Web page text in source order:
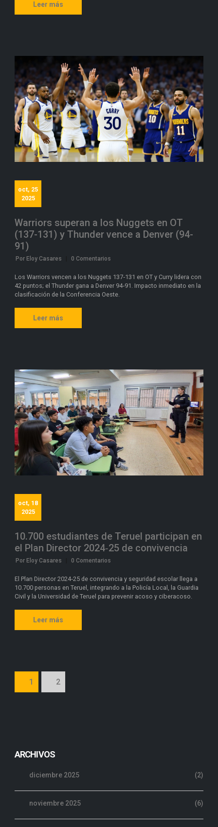
Leer más
oct, 25
2025
Warriors superan a los Nuggets en OT
(137-131) y Thunder vence a Denver (94-
91)
Por Eloy Casares 0 Comentarios
Los Warriors vencen a los Nuggets 137‑131 en OT y Curry lidera con
42 puntos; el Thunder gana a Denver 94‑91. Impacto inmediato en la
clasificación de la Conferencia Oeste.
Leer más
oct, 18
2025
10.700 estudiantes de Teruel participan en
el Plan Director 2024‑25 de convivencia
Por Eloy Casares 0 Comentarios
El Plan Director 2024‑25 de convivencia y seguridad escolar llega a
10.700 personas en Teruel, integrando a la Policía Local, la Guardia
Civil y la Universidad de Teruel para prevenir acoso y ciberacoso.
Leer más
1 2
ARCHIVOS
diciembre 2025 (2)
noviembre 2025 (6)